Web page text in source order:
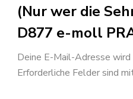
(Nur wer die
D877 e-moll
Deine E-Mail-Adresse
Erforderliche Felder sind